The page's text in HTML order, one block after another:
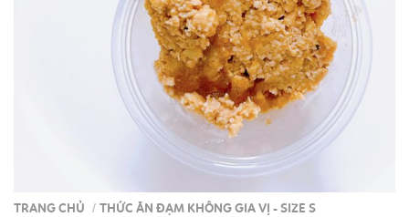
TRANG CHỦ / THỨC ĂN ĐẠM KHÔNG GIA VỊ - SIZE S